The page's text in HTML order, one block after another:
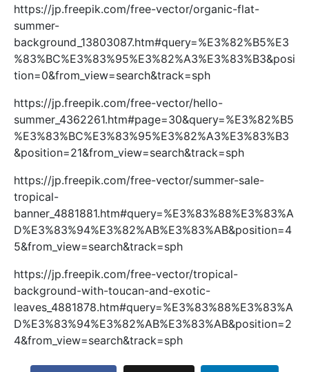
https://jp.freepik.com/free-vector/organic-flat-
summer-
background_13803087.htm#query=%E3%82%B5%E3
%83%BC%E3%83%95%E3%82%A3%E3%83%B3&posi
tion=0&from_view=search&track=sph
https://jp.freepik.com/free-vector/hello-
summer_4362261.htm#page=30&query=%E3%82%B5
%E3%83%BC%E3%83%95%E3%82%A3%E3%83%B3
&position=21&from_view=search&track=sph
https://jp.freepik.com/free-vector/summer-sale-
tropical-
banner_4881881.htm#query=%E3%83%88%E3%83%A
D%E3%83%94%E3%82%AB%E3%83%AB&position=4
5&from_view=search&track=sph
https://jp.freepik.com/free-vector/tropical-
background-with-toucan-and-exotic-
leaves_4881878.htm#query=%E3%83%88%E3%83%A
D%E3%83%94%E3%82%AB%E3%83%AB&position=2
4&from_view=search&track=sph